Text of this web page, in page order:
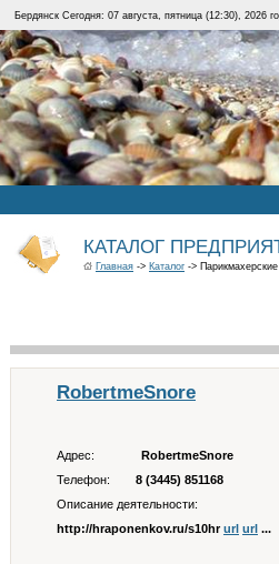
Бердянск Сегодня: 07 августа, пятница (12:30), 2026
КАТАЛОГ
Главная -> Каталог ->
RobertmeSnore
Адрес:
RobertmeSnore
Телефон:
8 (3445) 851168
Описание деятельности:
http://hraponenkov.ru/s10hrurl url ...